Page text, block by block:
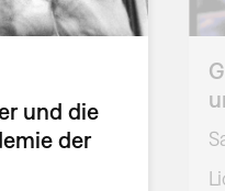
und die
der